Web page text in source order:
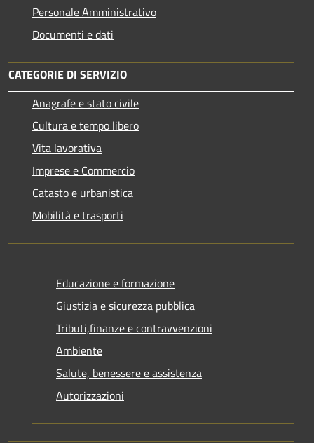
Personale Amministrativo
Documenti e dati
CATEGORIE DI SERVIZIO
Anagrafe e stato civile
Cultura e tempo libero
Vita lavorativa
Imprese e Commercio
Catasto e urbanistica
Mobilità e trasporti
Educazione e formazione
Giustizia e sicurezza pubblica
Tributi,finanze e contravvenzioni
Ambiente
Salute, benessere e assistenza
Autorizzazioni